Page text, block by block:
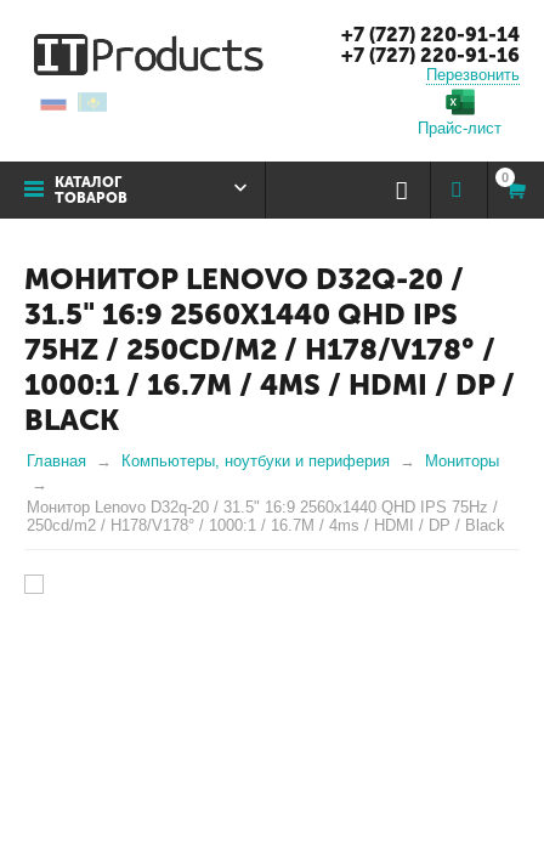
+7 (727) 220-91-14
+7 (727) 220-91-16
Перезвонить
Прайс-лист
КАТАЛОГ
ТОВАРОВ
0
МОНИТОР LENOVO D32Q-20 /
31.5" 16:9 2560X1440 QHD IPS
75HZ / 250CD/M2 / H178/V178° /
1000:1 / 16.7M / 4MS / HDMI / DP /
BLACK
Главная Компьютеры, ноутбуки и периферия Мониторы
Монитор Lenovo D32q-20 / 31.5" 16:9 2560x1440 QHD IPS 75Hz /
250cd/m2 / H178/V178° / 1000:1 / 16.7M / 4ms / HDMI / DP / Black